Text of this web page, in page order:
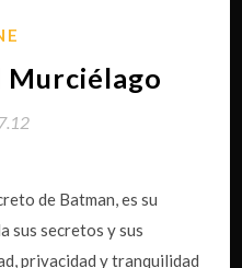
Murciélago
de Batman, es su
sus secretos y sus
privacidad y tranquilidad